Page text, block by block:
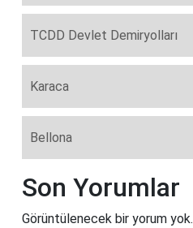
TCDD Devlet Demiryolları
Karaca
Bellona
Son Yorumlar
Görüntülenecek bir yorum yok.